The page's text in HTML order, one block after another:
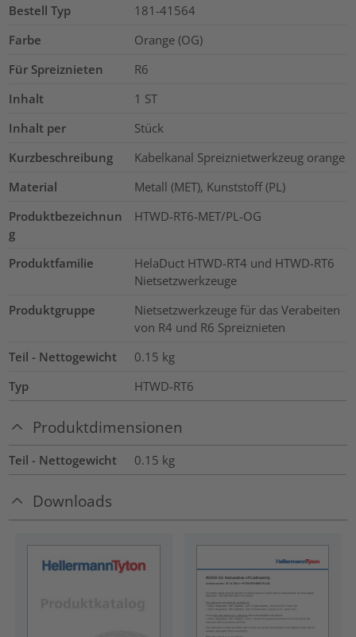
Bestell Typ
181-41564
Farbe
Orange (OG)
Für Spreiznieten
R6
Inhalt
1 ST
Inhalt per
Stück
Kurzbeschreibung
Kabelkanal Spreiznietwerkzeug orange
Material
Metall (MET), Kunststoff (PL)
Produktbezeichnun
g
HTWD-RT6-MET/PL-OG
Produktfamilie
HelaDuct HTWD-RT4 und HTWD-RT6
Nietsetzwerkzeuge
Produktgruppe
Nietsetzwerkzeuge für das Verabeiten
von R4 und R6 Spreiznieten
Teil - Nettogewicht
0.15 kg
Typ
HTWD-RT6
Produktdimensionen
Teil - Nettogewicht 0.15 kg
Downloads